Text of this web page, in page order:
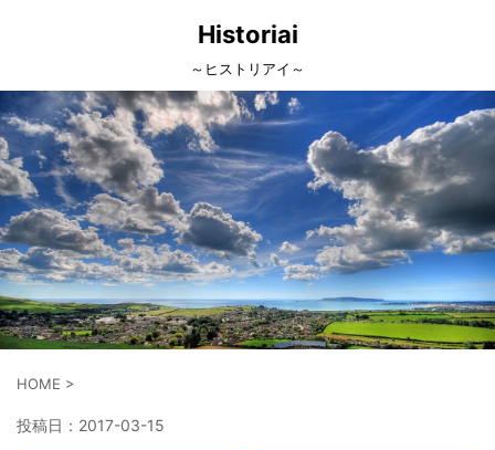
Historiai
～ヒストリアイ～
HOME >
投稿日： 2017-03-15